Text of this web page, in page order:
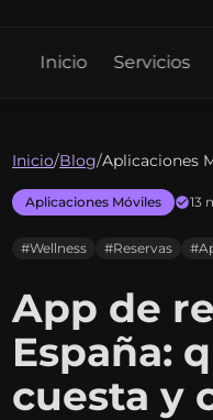
Inicio Servicios
Inicio/Blog/Aplicaciones
Aplicaciones Móviles 13
#Wellness #Reservas
App de
España:
cuesta y